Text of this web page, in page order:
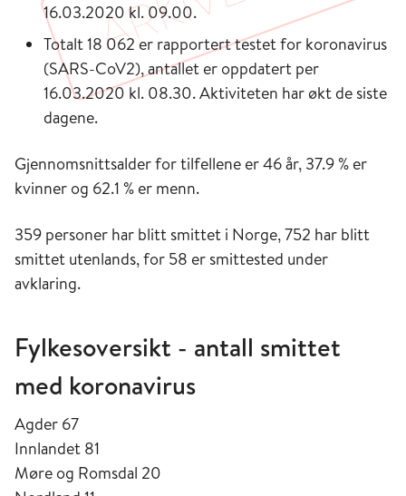
16.03.2020 kl. 09.00.
Totalt 18 062 er rapportert testet for koronavirus
(SARS-CoV2), antallet er oppdatert per
16.03.2020 kl. 08.30. Aktiviteten har økt de siste
dagene.
Gjennomsnittsalder for tilfellene er 46 år, 37.9 % er
kvinner og 62.1 % er menn.
359 personer har blitt smittet i Norge, 752 har blitt
smittet utenlands, for 58 er smittested under
avklaring.
Fylkesoversikt - antall smittet
med koronavirus
Agder 67
Innlandet 81
Møre og Romsdal 20